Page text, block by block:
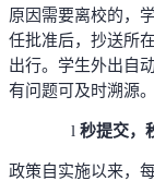
原因需要离校的，
任批准后，抄送所
出行。学生外出自
有问题可及时溯源。
l 秒提交，
政策自实施以来，